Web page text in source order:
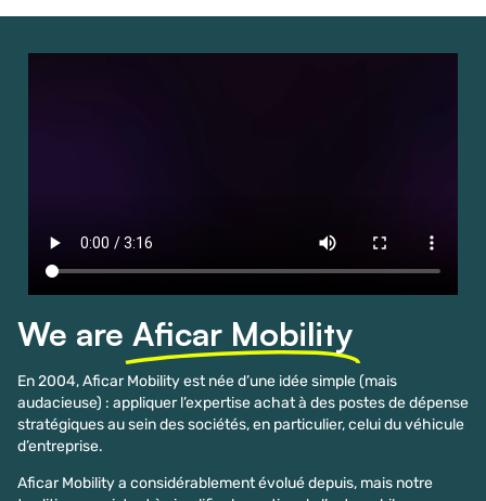
We are Aficar Mobility
En 2004, Aficar Mobility est née d’une idée simple (mais
audacieuse) : appliquer l’expertise achat à des postes de dépense
stratégiques au sein des sociétés, en particulier, celui du véhicule
d’entreprise.
Aficar Mobility a considérablement évolué depuis, mais notre